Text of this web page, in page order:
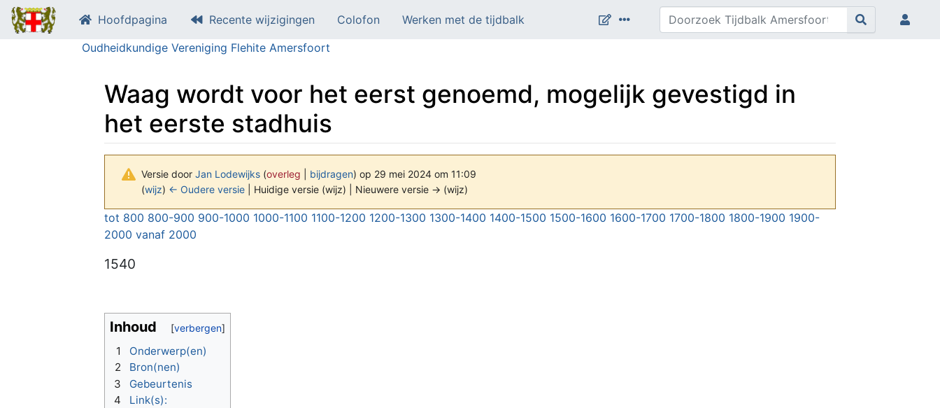
Hoofdpagina Recente wijzigingen Colofon
Werken met de tijdbalk
Oudheidkundige Vereniging Flehite Amersfoort
Waag wordt voor het eerst genoemd, mogelijk gevestigd in
het eerste stadhuis
Versie door Jan Lodewijks (overleg bijdragen) op 29 mei 2024 om 11:09
(wijz) ← Oudere versie | Huidige versie (wijz) | Nieuwere versie → (wijz)
Ga naar: navigatie ,zoeken
tot 800 800-900 900-1000 1000-1100 1100-1200 1200-1300 1300-1400 1400-1500 1500-1600 1600-1700 1700-1800 1800-1900 1900-
2000 vanaf 2000
1540
Inhoud
1
Onderwerp(en)
2
Bron(nen)
3
Gebeurtenis
4
Link(s):